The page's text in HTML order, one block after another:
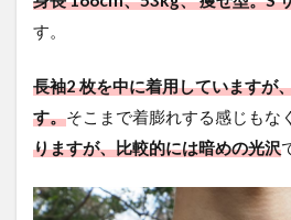
す。
長袖2 枚を中に着用していますが
す。そこまで着膨れする感じもな
りますが、比較的には暗めの光沢